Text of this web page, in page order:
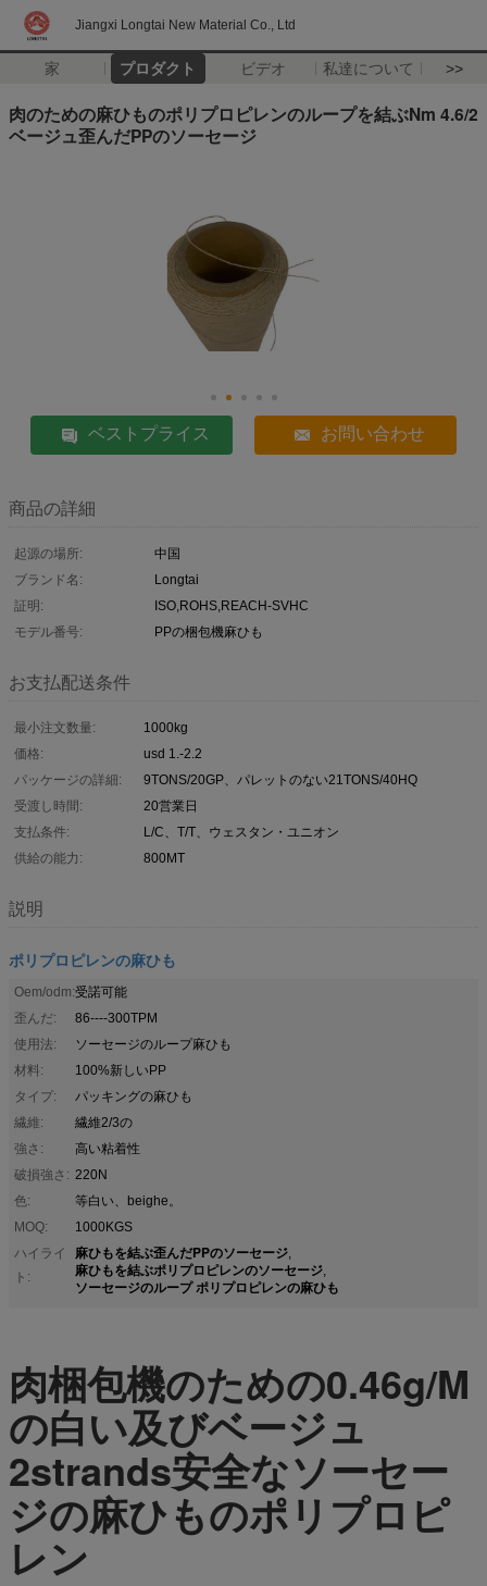
Jiangxi Longtai New Material Co., Ltd
家 プロダクト ビデオ 私達について >>
肉のための麻ひものポリプロピレンのループを結ぶNm 4.6/2
ベージュ歪んだPPのソーセージ
ベストプライス お問い合わせ
商品の詳細
起源の場所:
中国
ブランド名:
Longtai
証明:
ISO,ROHS,REACH-SVHC
モデル番号:
PPの梱包機麻ひも
お支払配送条件
最小注文数量:
1000kg
価格:
usd 1.-2.2
パッケージの詳細:
9TONS/20GP、パレットのない21TONS/40HQ
受渡し時間:
20営業日
支払条件:
L/C、T/T、ウェスタン・ユニオン
供給の能力:
800MT
説明
ポリプロピレンの麻ひも
Oem/odm:受諾可能
歪んだ:
86----300TPM
使用法:
ソーセージのループ麻ひも
材料:
100%新しいPP
タイプ:
パッキングの麻ひも
繊維:
繊維2/3の
強さ:
高い粘着性
破損強さ: 220N
色:
等白い、beighe。
MOQ:
1000KGS
ハイライ
ト:
麻ひもを結ぶ歪んだPPのソーセージ,
麻ひもを結ぶポリプロピレンのソーセージ,
ソーセージのループ ポリプロピレンの麻ひも
肉梱包機のための0.46g/M
の白い及びベージュ
2strands安全なソーセー
ジの麻ひものポリプロピ
レン